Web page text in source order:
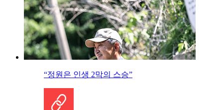
“정원은 인생 2막의 스승”